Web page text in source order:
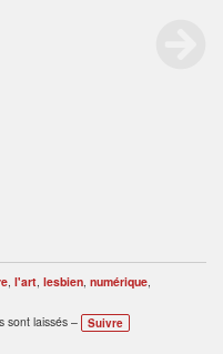
, l'art, lesbien, numérique,
sont laissés –
Suivre